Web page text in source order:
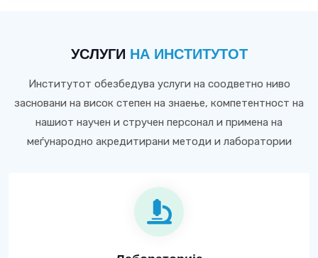
УСЛУГИ НА ИНСТИТУТОТ
Институтот обезбедува услуги на соодветно ниво
засновани на висок степен на знаење, компетентност на
нашиот научен и стручен персонал и примена на
меѓународно акредитирани методи и лаборатории